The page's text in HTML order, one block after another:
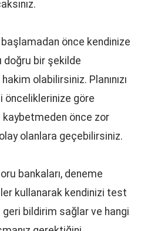
başlamadan önce kendinize
doğru bir şekilde
olabilirsiniz. Planınızı
önceliklerinize göre
kaybetmeden önce zor
olanlara geçebilirsiniz.
bankaları, deneme
kullanarak kendinizi test
bildirim sağlar ve hangi